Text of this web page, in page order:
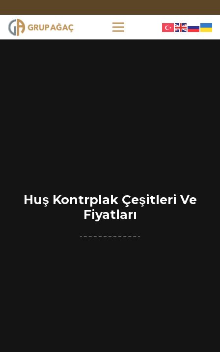
Huş Kontrplak Çeşitleri Ve
Fiyatları